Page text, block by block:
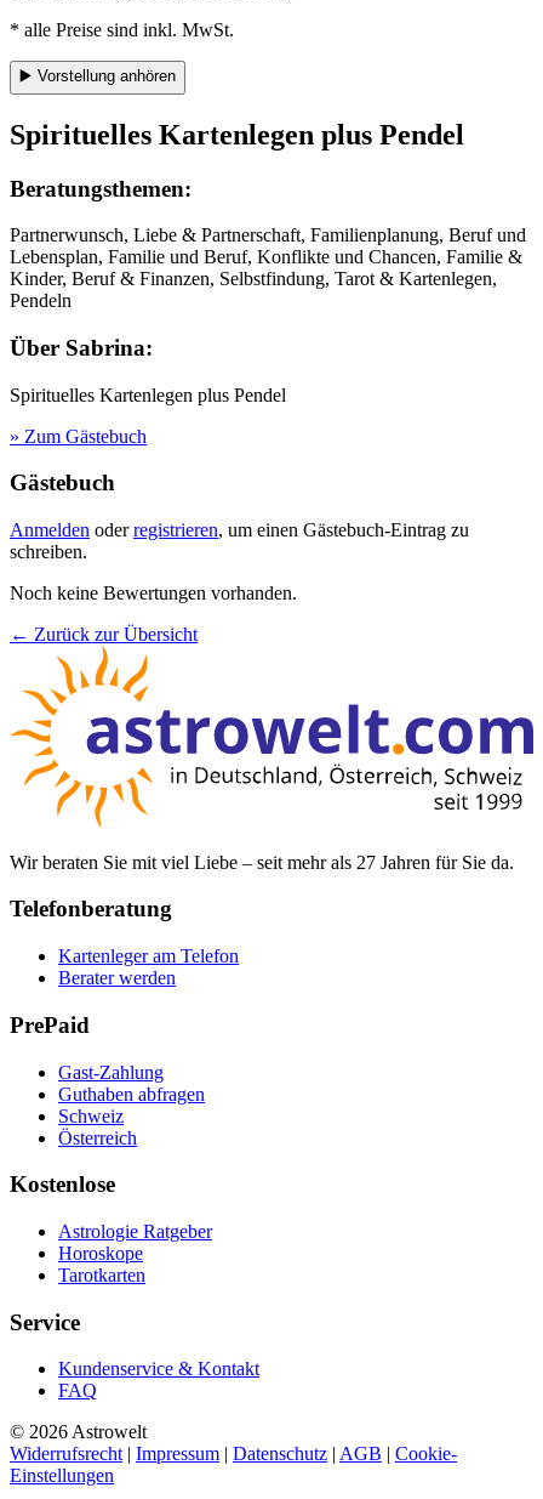
* alle Preise sind inkl. MwSt.
▶️ Vorstellung anhören
Spirituelles Kartenlegen plus Pendel
Beratungsthemen:
Partnerwunsch, Liebe & Partnerschaft, Familienplanung, Beruf und
Lebensplan, Familie und Beruf, Konflikte und Chancen, Familie &
Kinder, Beruf & Finanzen, Selbstfindung, Tarot & Kartenlegen,
Pendeln
Über Sabrina:
Spirituelles Kartenlegen plus Pendel
» Zum Gästebuch
Gästebuch
Anmelden oderregistrieren, um einen Gästebuch-Eintrag zu
schreiben.
Noch keine Bewertungen vorhanden.
← Zurück zur Übersicht
Wir beraten Sie mit viel Liebe – seit mehr als 27 Jahren für Sie da.
Telefonberatung
Kartenleger am Telefon
Berater werden
PrePaid
Gast-Zahlung
Guthaben abfragen
Schweiz
Österreich
Kostenlose
Astrologie Ratgeber
Horoskope
Tarotkarten
Service
Kundenservice & Kontakt
FAQ
© 2026 Astrowelt
Widerrufsrecht
Impressum Datenschutz AGB
Cookie-
Einstellungen